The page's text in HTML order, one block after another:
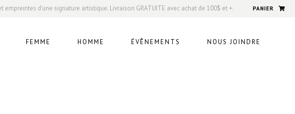
d'une signature artistique. Livraison GRATUITE avec achat de 100$ et +. PANIER
FEMME HOMME ÉVÊNEMENTS NOUS JOINDRE